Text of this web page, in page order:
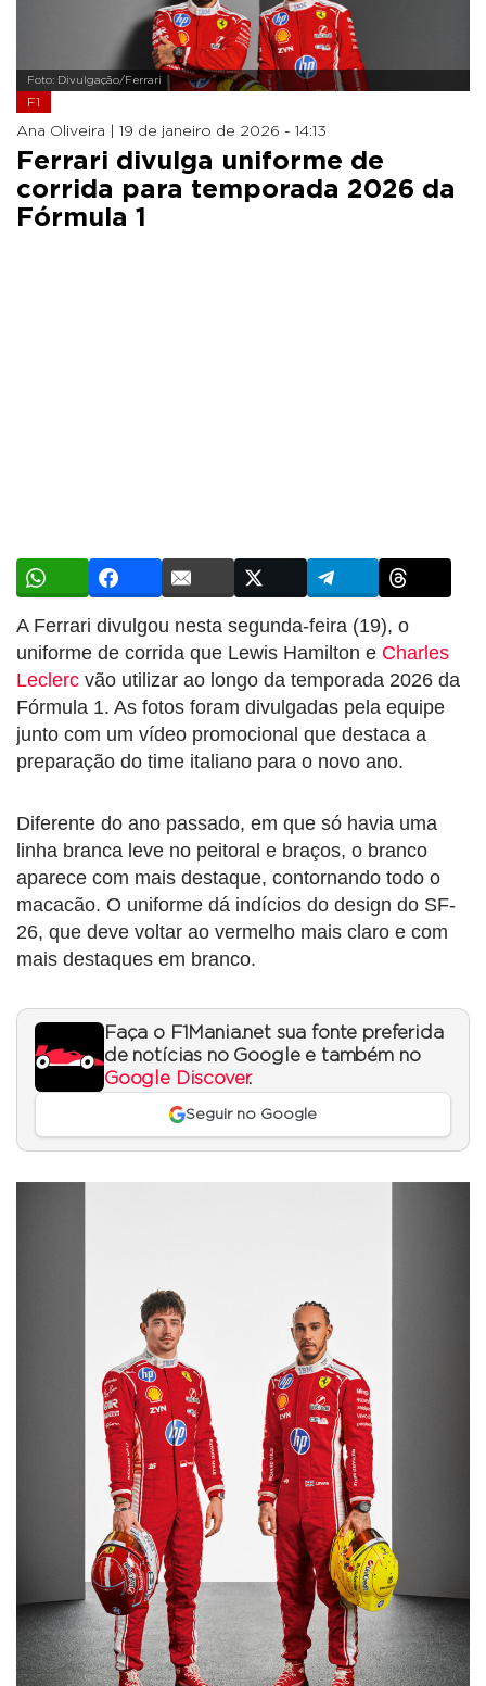
Foto: Divulgação/Ferrari
F1
Ana Oliveira | 19 de janeiro de 2026 - 14:13
Ferrari divulga uniforme de
corrida para temporada 2026 da
Fórmula 1
A Ferrari divulgou nesta segunda-feira (19), o
uniforme de corrida que Lewis Hamilton e Charles
Leclerc vão utilizar ao longo da temporada 2026 da
Fórmula 1. As fotos foram divulgadas pela equipe
junto com um vídeo promocional que destaca a
preparação do time italiano para o novo ano.
Diferente do ano passado, em que só havia uma
linha branca leve no peitoral e braços, o branco
aparece com mais destaque, contornando todo o
macacão. O uniforme dá indícios do design do SF-
26, que deve voltar ao vermelho mais claro e com
mais destaques em branco.
Faça o F1Mania.net sua fonte preferida
de notícias no Google e também no
Google Discover.
Seguir no Google